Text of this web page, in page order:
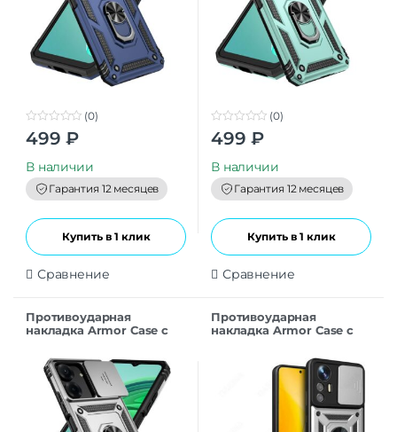
o
t
o
f
5
(0)
499 ₽
В наличии
Гарантия 12 месяцев
Купить в 1 клик
Сравнение
o
t
o
f
5
(0)
499 ₽
В наличии
Гарантия 12 месяцев
Купить в 1 клик
Сравнение
Противоударная
накладка Armor Case с
Redmi 13C серебристый
Противоударная
накладка Armor Case с
A55 серебристый